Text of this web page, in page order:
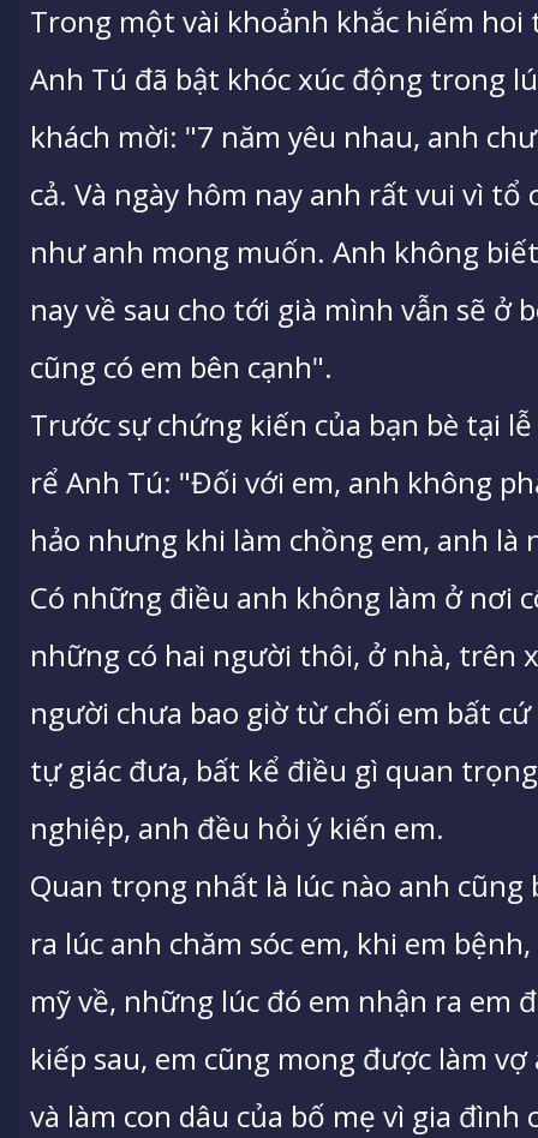
Trong một vài khoảnh khắc hiếm
Anh Tú đã bật khóc xúc động trong
khách mời: "7 năm yêu nhau, anh
cả. Và ngày hôm nay anh rất vui vì
như anh mong muốn. Anh không
nay về sau cho tới già mình vẫn sẽ ở
cũng có em bên cạnh".
Trước sự chứng kiến của bạn bè tại
rể Anh Tú: "Đối với em, anh không
hảo nhưng khi làm chồng em, anh
Có những điều anh không làm ở nơi
những có hai người thôi, ở nhà, trên
người chưa bao giờ từ chối em bất
tự giác đưa, bất kể điều gì quan
nghiệp, anh đều hỏi ý kiến em.
Quan trọng nhất là lúc nào anh cũng
ra lúc anh chăm sóc em, khi em
mỹ về, những lúc đó em nhận ra em
kiếp sau, em cũng mong được làm
và làm con dâu của bố mẹ vì gia